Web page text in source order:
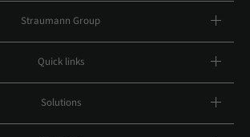
Straumann Group
Quick links
Solutions